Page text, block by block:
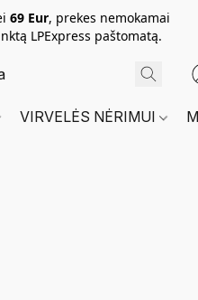
69 Eur, prekes nemokamai
LPExpress paštomatą.
VIRVELĖS NĖRIMUI